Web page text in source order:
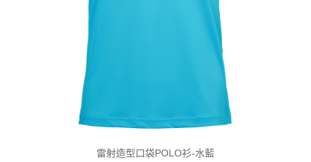
雷射造型口袋POLO衫-水藍